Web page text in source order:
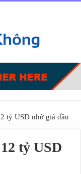
tỷ USD nhờ giá dầu
tỷ USD